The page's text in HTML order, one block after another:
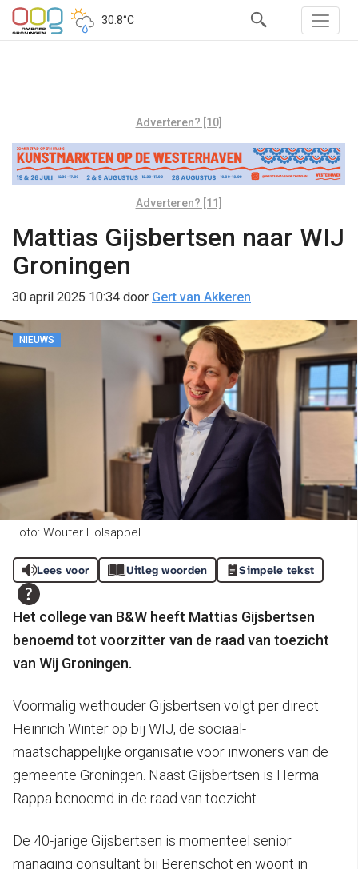
30.8°C
Adverteren? [10]
Adverteren? [11]
Mattias Gijsbertsen naar WIJ
Groningen
30 april 2025 10:34 door Gert van Akkeren
NIEUWS
Foto: Wouter Holsappel
Lees voor Uitleg woorden Simpele tekst
Het college van B&W heeft Mattias Gijsbertsen
benoemd tot voorzitter van de raad van toezicht
van Wij Groningen.
Voormalig wethouder Gijsbertsen volgt per direct
Heinrich Winter op bij WIJ, de sociaal-
maatschappelijke organisatie voor inwoners van de
gemeente Groningen. Naast Gijsbertsen is Herma
Rappa benoemd in de raad van toezicht.
De 40-jarige Gijsbertsen is momenteel senior
managing consultant bij Berenschot en woont in